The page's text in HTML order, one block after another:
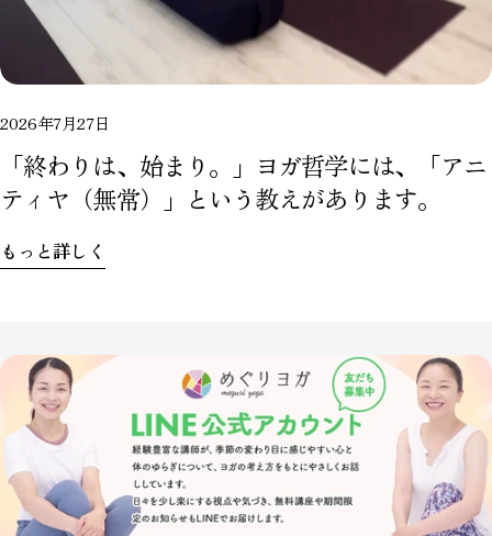
2026年7月27日
「終わりは、始まり。」ヨガ哲学には、「アニ
ティヤ（無常）」という教えがあります。
もっと詳しく